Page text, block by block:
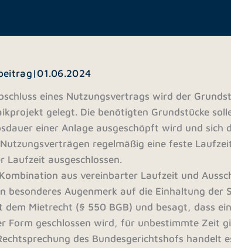
| 01.06.2024
eines Nutzungsvertrags wird der
gelegt. Die benötigten Grundstücke
einer Anlage ausgeschöpft wird und sich
regelmäßig eine feste
Laufzeit ausgeschlossen.
aus vereinbarter Laufzeit und
besonderes Augenmerk auf die Einhaltung
dem Mietrecht (§ 550 BGB) und besagt, dass
Form geschlossen wird, für unbestimmte Zeit
des Bundesgerichtshofs handelt